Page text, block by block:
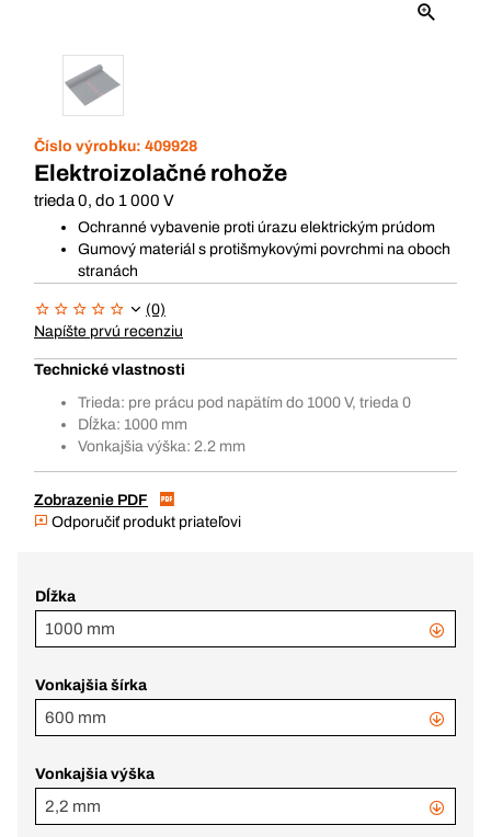
Číslo výrobku: 409928
Elektroizolačné rohože
trieda 0, do 1 000 V
Ochranné vybavenie proti úrazu elektrickým prúdom
Gumový materiál s protišmykovými povrchmi na oboch
stranách
(0)
Napíšte prvú recenziu
Technické vlastnosti
Trieda: pre prácu pod napätím do 1000 V, trieda 0
Dĺžka: 1000 mm
Vonkajšia výška: 2.2 mm
Zobrazenie PDF
Odporučiť produkt priateľovi
Dĺžka
1000 mm
Vonkajšia šírka
600 mm
Vonkajšia výška
2,2 mm